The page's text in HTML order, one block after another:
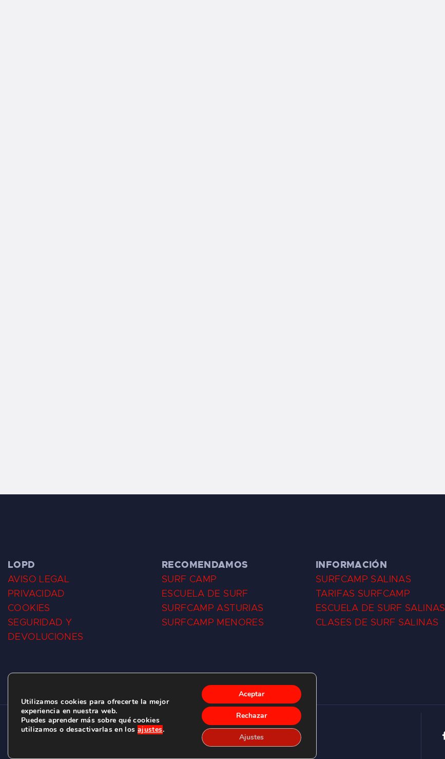
LOPD
AVISO LEGAL
PRIVACIDAD
COOKIES
SEGURIDAD Y
DEVOLUCIONES
RECOMENDAMOS
SURF CAMP
ESCUELA DE SURF
SURFCAMP ASTURIAS
SURFCAMP MENORES
INFORMACIÓN
SURFCAMP SALINAS
TARIFAS SURFCAMP
ESCUELA DE SURF SALINAS
CLASES DE SURF SALINAS
CLUB DE SURF LAS DUNAS ©2026.
C/ BERNARDO ÁLVAREZ GALAN 1, SALINAS (ASTURIAS)
Utilizamos cookies para ofrecerte la mejor
experiencia en nuestra web.
Puedes aprender más sobre qué cookies
utilizamos o desactivarlas en los ajustes.
Aceptar
Rechazar
Ajustes